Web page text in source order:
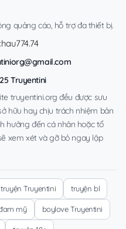
quảng cáo, hỗ trợ đa thiết bị.
Truyentini
truyentini.org đều được sưu
hữu hay chịu trách nhiệm bản
hưởng đến cá nhân hoặc tổ
xem xét và gỡ bỏ ngay lập
Truyentini truyện bl
mỹ boylove Truyentini